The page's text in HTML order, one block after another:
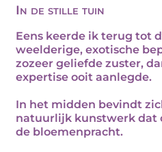
In de stille tuin
Eens keerde ik terug tot
weelderige, exotische
zozeer geliefde zuster,
expertise ooit aanlegde.
In het midden bevindt
natuurlijk kunstwerk dat
de bloemenpracht.